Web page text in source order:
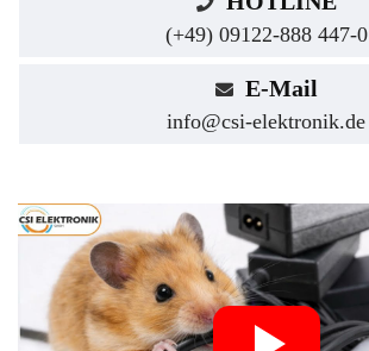
(+49) 09122-888 447-0
E-Mail
info@csi-elektronik.de